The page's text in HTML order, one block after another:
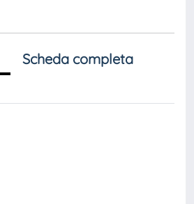
Scheda completa